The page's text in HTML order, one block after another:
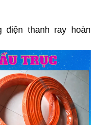
điện thanh ray hoàn